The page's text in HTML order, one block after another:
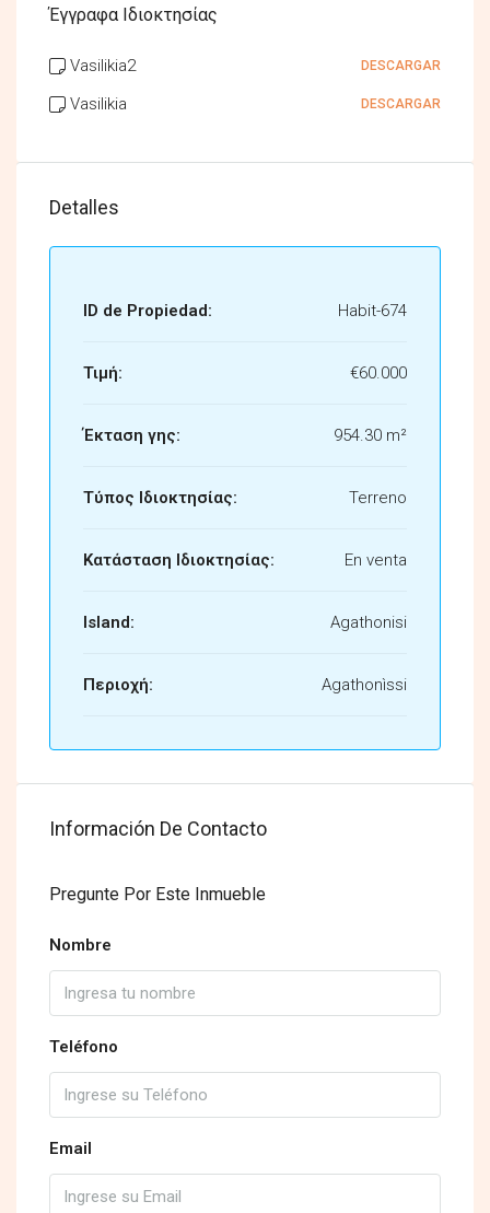
Έγγραφα Ιδιοκτησίας
Vasilikia2 DESCARGAR
Vasilikia DESCARGAR
Detalles
ID de Propiedad: Habit-674
Τιμή: €60.000
Έκταση γης: 954.30 m²
Τύπος Ιδιοκτησίας: Terreno
Κατάσταση Ιδιοκτησίας: En venta
Island: Agathonisi
Περιοχή: Agathonìssi
Información De Contacto
Pregunte Por Este Inmueble
Nombre
Teléfono
Email